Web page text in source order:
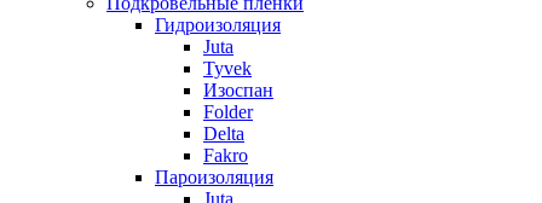
Гидроизоляция
Juta
Tyvek
Изоспан
Folder
Delta
Fakro
Пароизоляция